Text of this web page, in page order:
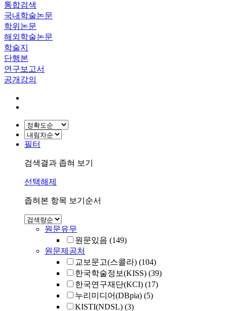
통합검색
국내학술논문
학위논문
해외학술논문
학술지
단행본
연구보고서
공개강의
필터
검색결과 좁혀 보기
선택해제
좁혀본 항목 보기순서
원문유무
원문있음 (149)
원문제공처
교보문고(스콜라) (104)
한국학술정보(KISS) (39)
한국연구재단(KCI) (17)
누리미디어(DBpia) (5)
KISTI(NDSL) (3)